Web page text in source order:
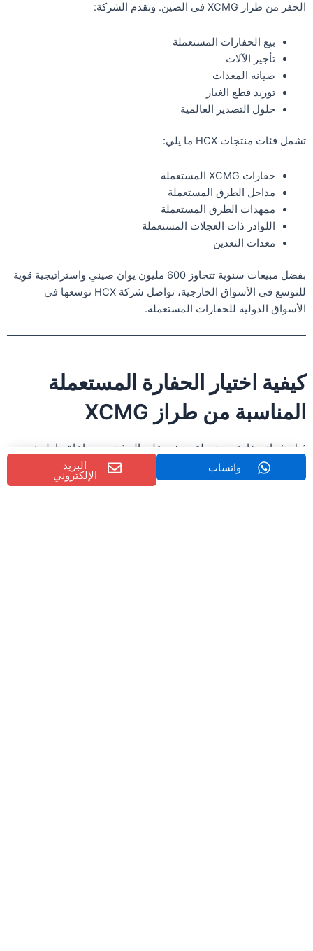
الحفر من طراز XCMG في الصين. وتقدم الشركة:
بيع الحفارات المستعملة
تأجير الآلات
صيانة المعدات
توريد قطع الغيار
حلول التصدير العالمية
تشمل فئات منتجات HCX ما يلي:
حفارات XCMG المستعملة
مداحل الطرق المستعملة
ممهدات الطرق المستعملة
اللوادر ذات العجلات المستعملة
معدات التعدين
بفضل مبيعات سنوية تتجاوز 600 مليون يوان صيني واستراتيجية قوية
للتوسع في الأسواق الخارجية، تواصل شركة HCX توسعها في
الأسواق الدولية للحفارات المستعملة.
كيفية اختيار الحفارة المستعملة
المناسبة من طراز XCMG
قبل شراء حفارة مستعملة، ينبغي على المشترين مراعاة ما يلي:
واتساب البريد
الإلكتروني